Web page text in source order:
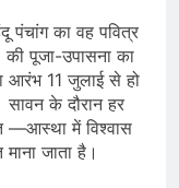
में ‘हर घर
कार्यक्रमों की
और बाढ़ की
और पूर्वोत्तर में
पंचांग का वह पवित्र
पूजा-उपासना का
आरंभ 11 जुलाई से हो
के दौरान हर
—आस्था में विश्वास
जाता है।